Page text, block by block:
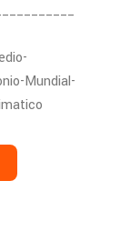
Mundial-